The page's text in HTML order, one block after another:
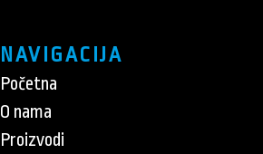
NAVIGACIJA
Početna
O nama
Proizvodi